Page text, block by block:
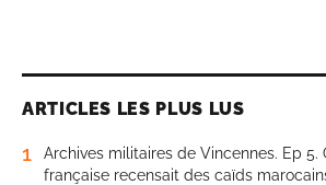
ARTICLES LES PLUS LUS
1
Archives militaires de Vincennes. Ep 5.
française recensait des caïds